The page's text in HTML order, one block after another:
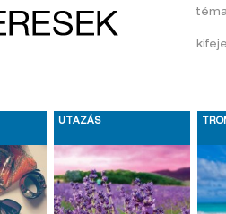
UTAZÁS